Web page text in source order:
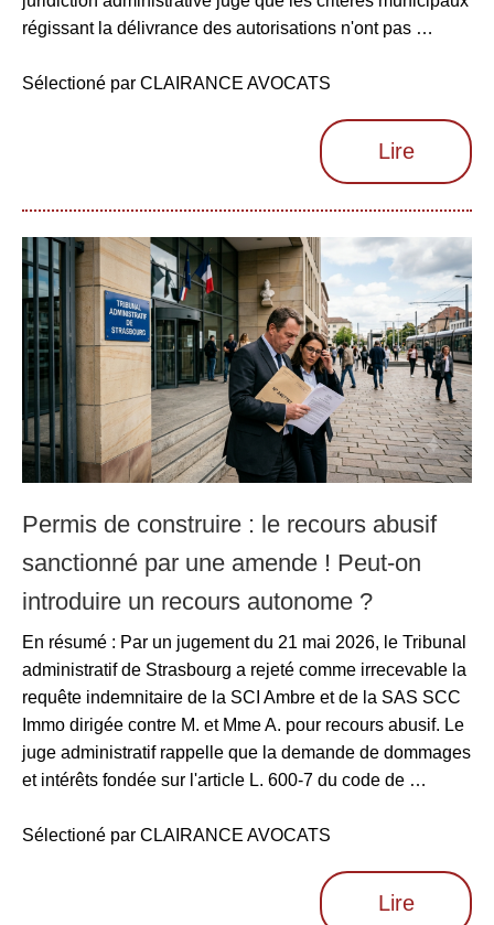
régissant la délivrance des autorisations n'ont pas …
Sélectioné par CLAIRANCE AVOCATS
Lire
Permis de construire : le recours abusif
sanctionné par une amende ! Peut-on
introduire un recours autonome ?
En résumé : Par un jugement du 21 mai 2026, le Tribunal
administratif de Strasbourg a rejeté comme irrecevable la
requête indemnitaire de la SCI Ambre et de la SAS SCC
Immo dirigée contre M. et Mme A. pour recours abusif. Le
juge administratif rappelle que la demande de dommages
et intérêts fondée sur l'article L. 600-7 du code de …
Sélectioné par CLAIRANCE AVOCATS
Lire